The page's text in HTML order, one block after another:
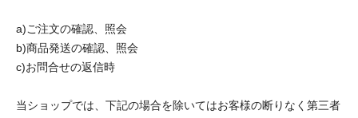
a)ご注文の確認、照会
b)商品発送の確認、照会
c)お問合せの返信時
当ショップでは、下記の場合を除いてはお客様の断りなく第三者